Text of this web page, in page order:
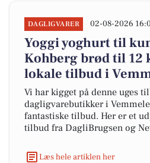
DAGLIGVARER 02-08-2026
Yoggi yoghurt til
Kohberg brød til 12
lokale tilbud i
Vi har kigget på denne uges
dagligvarebutikker i
fantastiske tilbud. Her er et
tilbud fra DagliBrugsen og
Læs hele artiklen her